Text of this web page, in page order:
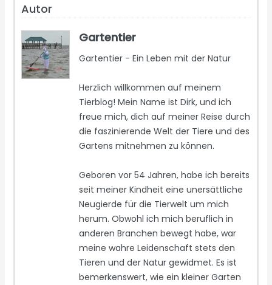
Autor
Gartentier
Gartentier - Ein Leben mit der Natur
Herzlich willkommen auf meinem
Tierblog! Mein Name ist Dirk, und ich
freue mich, dich auf meiner Reise durch
die faszinierende Welt der Tiere und des
Gartens mitnehmen zu können.
Geboren vor 54 Jahren, habe ich bereits
seit meiner Kindheit eine unersättliche
Neugierde für die Tierwelt um mich
herum. Obwohl ich mich beruflich in
anderen Branchen bewegt habe, war
meine wahre Leidenschaft stets den
Tieren und der Natur gewidmet. Es ist
bemerkenswert, wie ein kleiner Garten